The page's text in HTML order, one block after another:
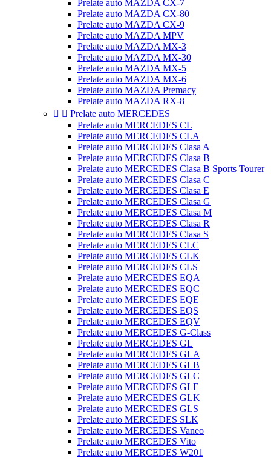
Prelate auto MAZDA CX-7
Prelate auto MAZDA CX-80
Prelate auto MAZDA CX-9
Prelate auto MAZDA MPV
Prelate auto MAZDA MX-3
Prelate auto MAZDA MX-30
Prelate auto MAZDA MX-5
Prelate auto MAZDA MX-6
Prelate auto MAZDA Premacy
Prelate auto MAZDA RX-8
  Prelate auto MERCEDES
Prelate auto MERCEDES CL
Prelate auto MERCEDES CLA
Prelate auto MERCEDES Clasa A
Prelate auto MERCEDES Clasa B
Prelate auto MERCEDES Clasa B Sports Tourer
Prelate auto MERCEDES Clasa C
Prelate auto MERCEDES Clasa E
Prelate auto MERCEDES Clasa G
Prelate auto MERCEDES Clasa M
Prelate auto MERCEDES Clasa R
Prelate auto MERCEDES Clasa S
Prelate auto MERCEDES CLC
Prelate auto MERCEDES CLK
Prelate auto MERCEDES CLS
Prelate auto MERCEDES EQA
Prelate auto MERCEDES EQC
Prelate auto MERCEDES EQE
Prelate auto MERCEDES EQS
Prelate auto MERCEDES EQV
Prelate auto MERCEDES G-Class
Prelate auto MERCEDES GL
Prelate auto MERCEDES GLA
Prelate auto MERCEDES GLB
Prelate auto MERCEDES GLC
Prelate auto MERCEDES GLE
Prelate auto MERCEDES GLK
Prelate auto MERCEDES GLS
Prelate auto MERCEDES SLK
Prelate auto MERCEDES Vaneo
Prelate auto MERCEDES Vito
Prelate auto MERCEDES W201